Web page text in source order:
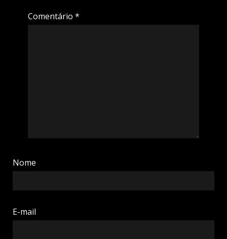
Comentário *
Nome
E-mail